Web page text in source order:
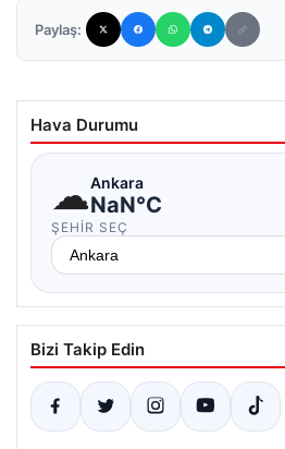
Paylaş:
Hava Durumu
☁Ankara
NaN°C
ŞEHIR SEÇ
Bizi Takip Edin